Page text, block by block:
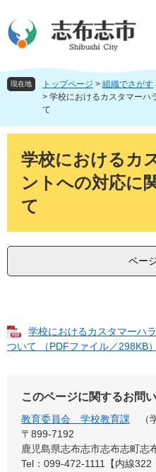
ジ
頭
。
ュ
飛
て
現在地 トップページ > 組織でさがす
> 学校におけるカスタマーハ
て
学校におけるカ
ントへの対応に
て
ペー
学校におけるカスタマーハ
ついて （PDFファイル／298KB）
このページに関するお問
教育委員会 学校教育課
〒899-7192
鹿児島県志布志市志布志町志
Tel：099-472-1111【内線322